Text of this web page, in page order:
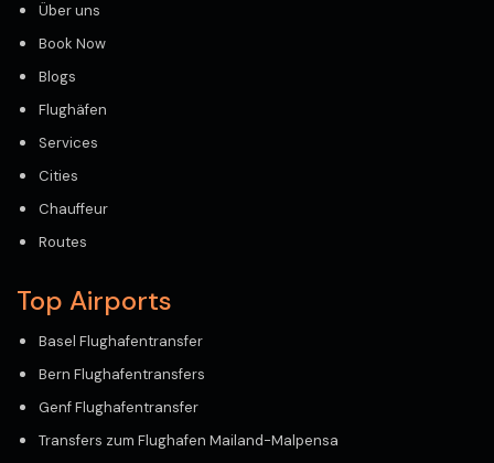
Über uns
Book Now
Blogs
Flughäfen
Services
Cities
Chauffeur
Routes
Top Airports
Basel Flughafentransfer
Bern Flughafentransfers
Genf Flughafentransfer
Transfers zum Flughafen Mailand-Malpensa